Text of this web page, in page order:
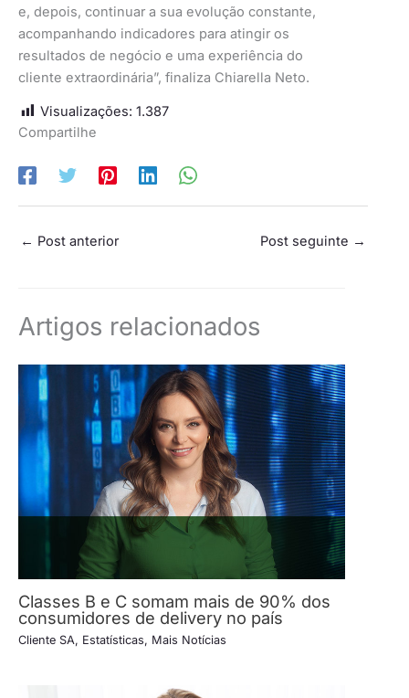
e, depois, continuar a sua evolução constante,
acompanhando indicadores para atingir os
resultados de negócio e uma experiência do
cliente extraordinária”, finaliza Chiarella Neto.
Visualizações: 1.387
Compartilhe
← Post anterior Post seguinte →
Artigos relacionados
Classes B e C somam mais de 90% dos
consumidores de delivery no país
Cliente SA, Estatísticas, Mais Notícias